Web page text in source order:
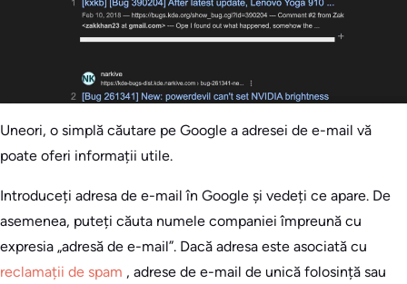
Uneori, o simplă căutare pe Google a adresei de e-mail vă
poate oferi informații utile.
Introduceți adresa de e-mail în Google și vedeți ce apare. De
asemenea, puteți căuta numele companiei împreună cu
expresia „adresă de e-mail”. Dacă adresa este asociată cu
reclamații de spam , adrese de e-mail de unică folosință sau